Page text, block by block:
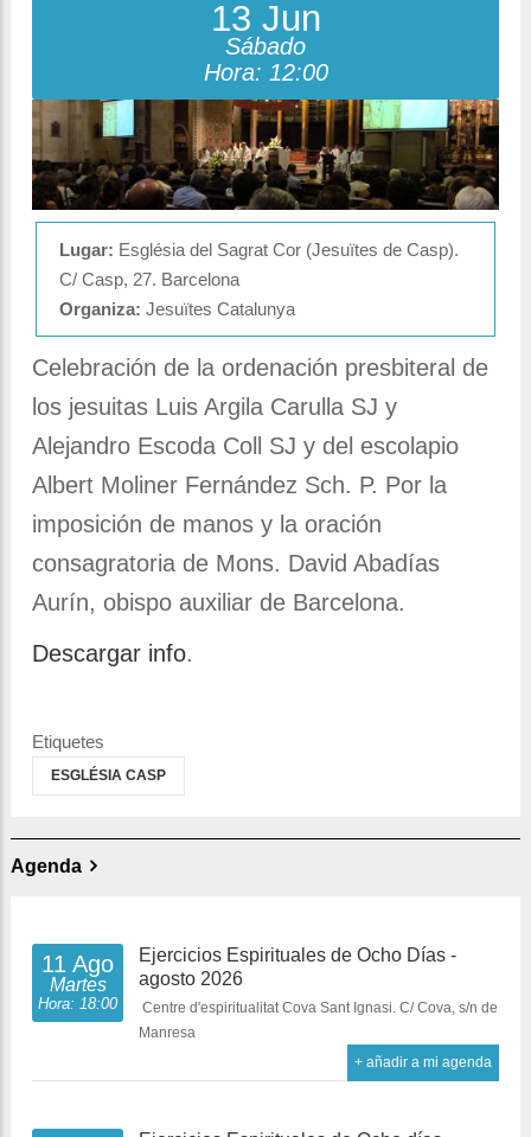
13 Jun
Sábado
Hora: 12:00
Lugar: Església del Sagrat Cor (Jesuïtes de Casp).
C/ Casp, 27. Barcelona
Organiza: Jesuïtes Catalunya
Celebración de la ordenación presbiteral de
los jesuitas Luis Argila Carulla SJ y
Alejandro Escoda Coll SJ y del escolapio
Albert Moliner Fernández Sch. P. Por la
imposición de manos y la oración
consagratoria de Mons. David Abadías
Aurín, obispo auxiliar de Barcelona.
Descargar info.
Etiquetes
ESGLÉSIA CASP
Agenda
11 Ago
Martes
Hora: 18:00
Ejercicios Espirituales de Ocho Días -
agosto 2026
Centre d'espiritualitat Cova Sant Ignasi. C/ Cova, s/n de
Manresa
+ añadir a mi agenda